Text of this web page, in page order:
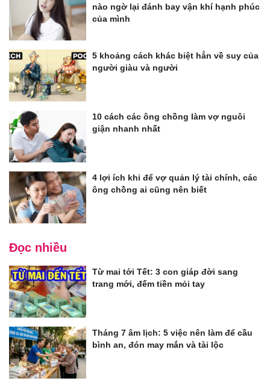
nào ngờ lại đánh bay vận khí hạnh phúc
của mình
5 khoảng cách khác biệt hẳn về suy của
người giàu và người
10 cách các ông chồng làm vợ nguôi
giận nhanh nhất
4 lợi ích khi để vợ quản lý tài chính, các
ông chồng ai cũng nên biết
Đọc nhiều
Từ mai tới Tết: 3 con giáp đời sang
trang mới, đếm tiền mỏi tay
Tháng 7 âm lịch: 5 việc nên làm để cầu
bình an, đón may mắn và tài lộc